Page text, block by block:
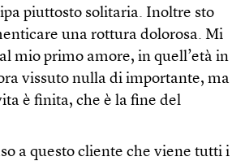
piuttosto solitaria. Inoltre sto
una rottura dolorosa. Mi
mio primo amore, in quell’età in
vissuto nulla di importante, ma
è finita, che è la fine del
a questo cliente che viene tutti i